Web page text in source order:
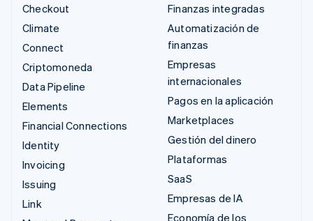
Checkout
Climate
Connect
Criptomoneda
Data Pipeline
Elements
Financial Connections
Identity
Invoicing
Issuing
Link
Finanzas integradas
Automatización de
finanzas
Empresas
internacionales
Pagos en la aplicación
Marketplaces
Gestión del dinero
Plataformas
SaaS
Empresas de IA
Economía de los